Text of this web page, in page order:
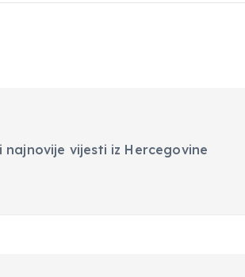
vijesti iz Hercegovine